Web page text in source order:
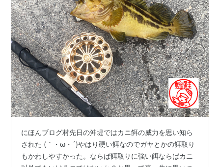
にほんブログ村先日の沖堤ではカニ餌の威力を思い知ら
された (｀・ω・´)やはり硬い餌なのでガヤとかの餌取り
もかわしやすかった。ならば餌取りに強い餌ならばカニ